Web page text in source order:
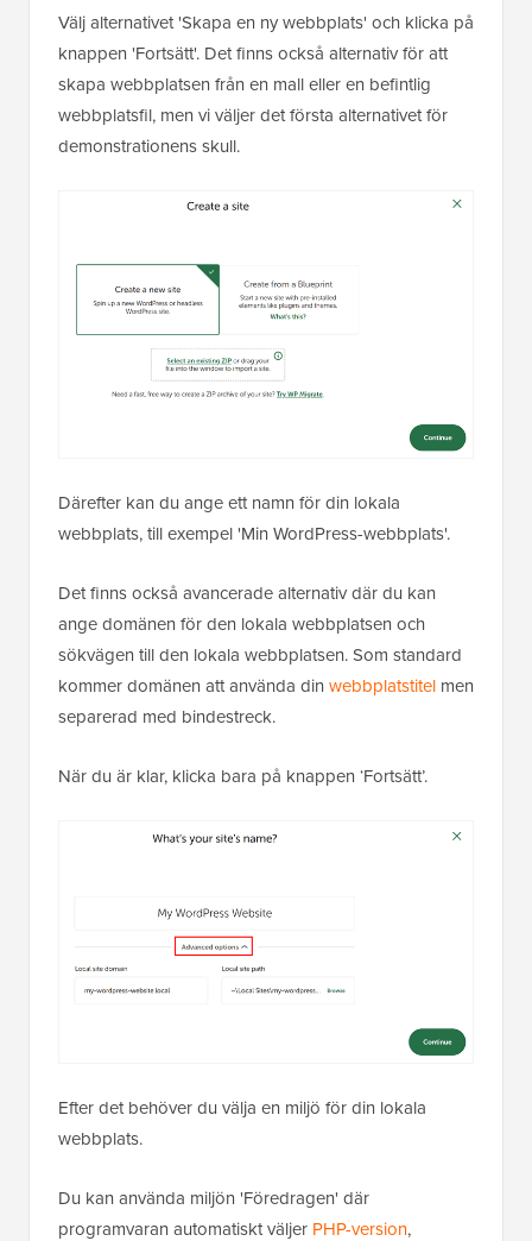
Välj alternativet 'Skapa en ny webbplats' och klicka på
knappen 'Fortsätt'. Det finns också alternativ för att
skapa webbplatsen från en mall eller en befintlig
webbplatsfil, men vi väljer det första alternativet för
demonstrationens skull.
Därefter kan du ange ett namn för din lokala
webbplats, till exempel 'Min WordPress-webbplats'.
Det finns också avancerade alternativ där du kan
ange domänen för den lokala webbplatsen och
sökvägen till den lokala webbplatsen. Som standard
kommer domänen att använda din webbplatstitel men
separerad med bindestreck.
När du är klar, klicka bara på knappen ‘Fortsätt’.
Efter det behöver du välja en miljö för din lokala
webbplats.
Du kan använda miljön 'Föredragen' där
programvaran automatiskt väljer PHP-version,